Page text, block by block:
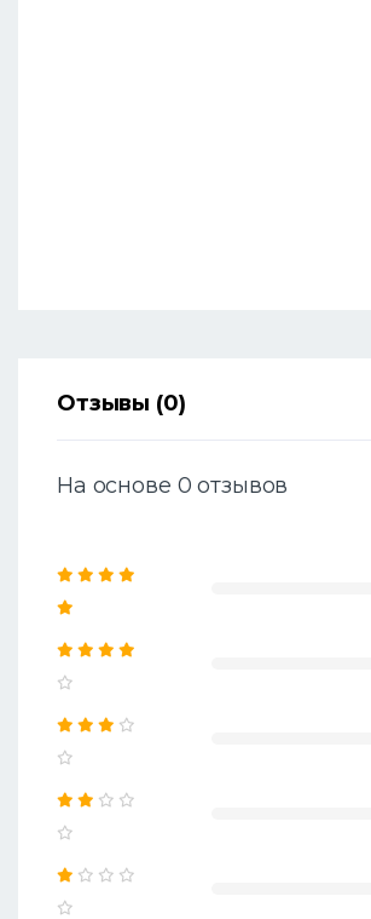
Отзывы (0)
На основе 0 отзывов